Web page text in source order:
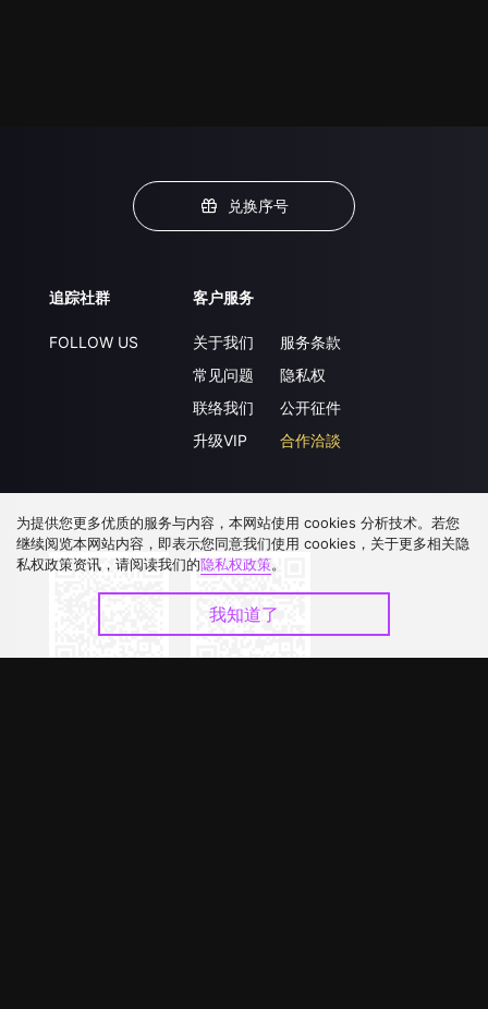
兑换序号
追踪社群
FOLLOW US
客户服务
关于我们
常见问题
联络我们
升级VIP
服务条款
隐私权
公开征件
合作洽談
下载 APP
为提供您更多优质的服务与内容，本网站使用 cookies 分析技术。若您
继续阅览本网站内容，即表示您同意我们使用 cookies，关于更多相关隐
私权政策资讯，请阅读我们的隐私权政策。
我知道了